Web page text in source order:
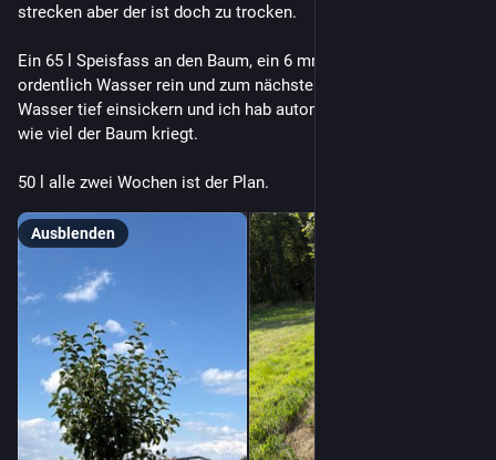
strecken aber der ist doch zu trocken.
Ein 65 l Speisfass an den Baum, ein 6 mm Loch rein gebohrt,
ordentlich Wasser rein und zum nächsten Baum. So kann das
Wasser tief einsickern und ich hab automatisch ab gemessen
wie viel der Baum kriegt.
50 l alle zwei Wochen ist der Plan.
Ausblenden